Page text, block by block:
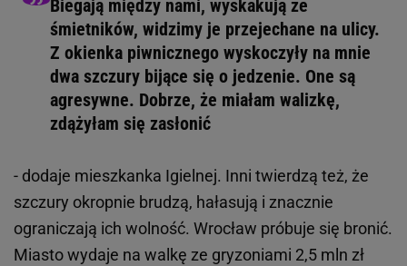
Biegają między nami, wyskakują ze
śmietników, widzimy je przejechane na ulicy.
Z okienka piwnicznego wyskoczyły na mnie
dwa szczury bijące się o jedzenie. One są
agresywne. Dobrze, że miałam walizkę,
zdążyłam się zasłonić
- dodaje mieszkanka Igielnej. Inni twierdzą też, że
szczury okropnie brudzą, hałasują i znacznie
ograniczają ich wolność. Wrocław próbuje się bronić.
Miasto wydaje na walkę ze gryzoniami 2,5 mln zł